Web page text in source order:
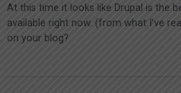
At this time it looks like Drupal is the
available right now. (from what I’ve
on your blog?